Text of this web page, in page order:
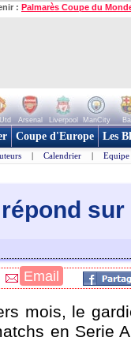
: Palmarès Coupe du
Arsenal Liverpool ManCity
Coupe d'Europe Les
| Calendrier | Equipe
Email
mois, le
en Serie